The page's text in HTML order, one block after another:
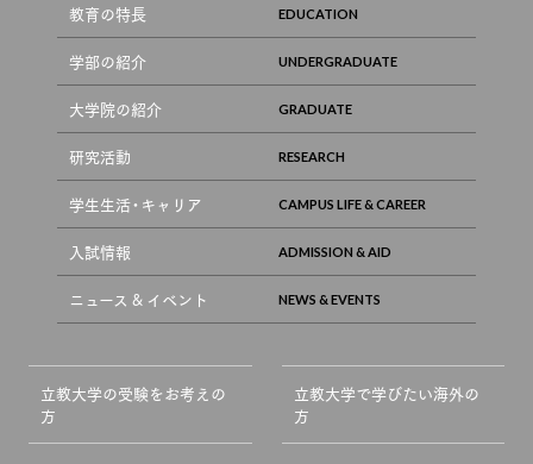
教育の特長
学部の紹介
大学院の紹介
研究活動
学生生活・キャリア
入試情報
ニュース & イベント
立教大学の受験をお考えの
方
立教大学で学びたい海外の
方